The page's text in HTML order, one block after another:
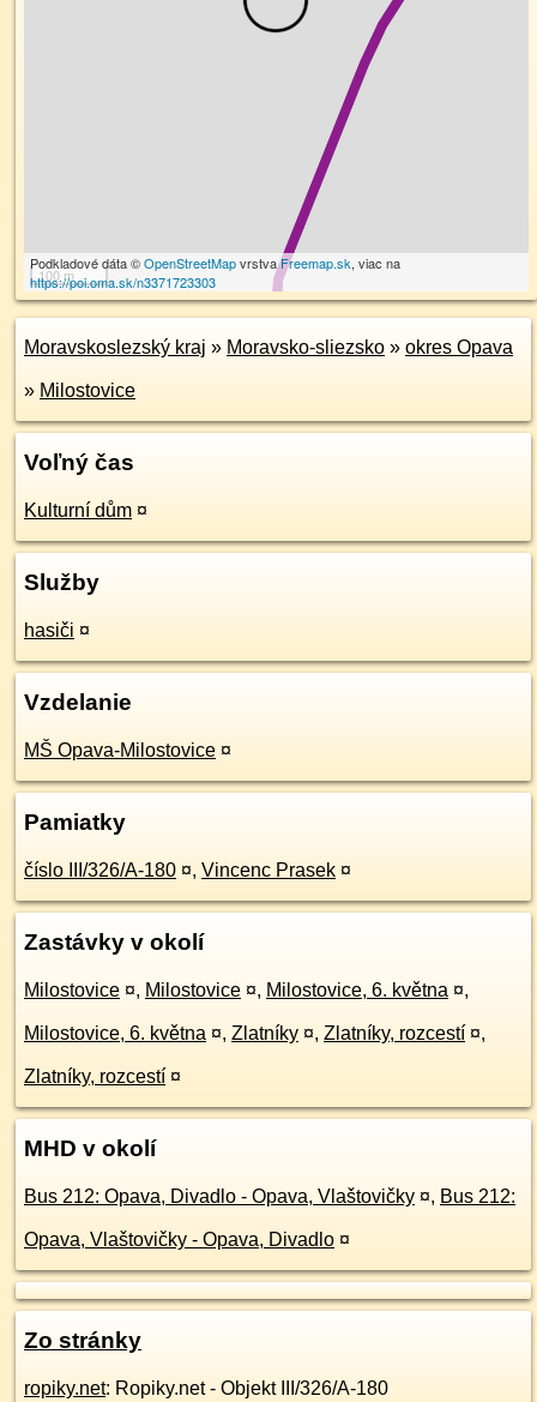
100 m
Podkladové dáta ©OpenStreetMapvrstvaFreemap.sk, viac na
https://poi.oma.sk/n3371723303
Moravskoslezský kraj » Moravsko-sliezsko » okres Opava
» Milostovice
Voľný čas
Kulturní dům ¤
Služby
hasiči ¤
Vzdelanie
MŠ Opava-Milostovice ¤
Pamiatky
číslo III/326/A-180 ¤, Vincenc Prasek ¤
Zastávky v okolí
Milostovice ¤, Milostovice ¤, Milostovice, 6. května ¤,
Milostovice, 6. května ¤, Zlatníky ¤, Zlatníky, rozcestí ¤,
Zlatníky, rozcestí ¤
MHD v okolí
Bus 212: Opava, Divadlo - Opava, Vlaštovičky ¤, Bus 212:
Opava, Vlaštovičky - Opava, Divadlo ¤
Zo stránky
ropiky.net : Ropiky.net - Objekt III/326/A-180